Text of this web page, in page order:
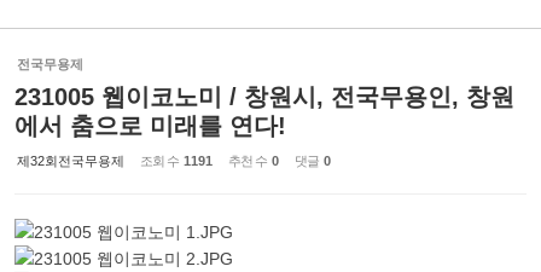
전국무용제
231005 웹이코노미 / 창원시, 전국무용인, 창원
에서 춤으로 미래를 연다!
제32회전국무용제 조회 수 1191 추천 수 0 댓글 0